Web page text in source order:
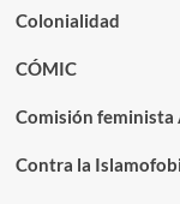
Colonialidad
CÓMIC
Comisión feminista
Contra la